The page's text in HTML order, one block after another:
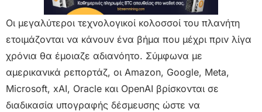
Οι μεγαλύτεροι τεχνολογικοί κολοσσοί του πλανήτη
ετοιμάζονται να κάνουν ένα βήμα που μέχρι πριν λίγα
χρόνια θα έμοιαζε αδιανόητο. Σύμφωνα με
αμερικανικά ρεπορτάζ, οι Amazon, Google, Meta,
Microsoft, xAI, Oracle και OpenAI βρίσκονται σε
διαδικασία υπογραφής δέσμευσης ώστε να